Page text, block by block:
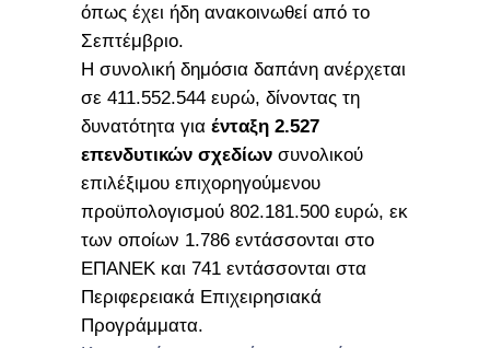
όπως έχει ήδη ανακοινωθεί από το
Σεπτέμβριο.
Η συνολική δημόσια δαπάνη ανέρχεται
σε 411.552.544 ευρώ, δίνοντας τη
δυνατότητα για ένταξη 2.527
επενδυτικών σχεδίων συνολικού
επιλέξιμου επιχορηγούμενου
προϋπολογισμού 802.181.500 ευρώ, εκ
των οποίων 1.786 εντάσσονται στο
ΕΠΑΝΕΚ και 741 εντάσσονται στα
Περιφερειακά Επιχειρησιακά
Προγράμματα.